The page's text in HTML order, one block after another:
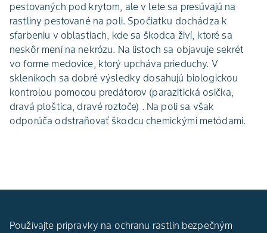
pestovaných pod krytom, ale v lete sa presúvajú na
rastliny pestované na poli. Spočiatku dochádza k
sfarbeniu v oblastiach, kde sa škodca živí, ktoré sa
neskôr mení na nekrózu. Na listoch sa objavuje sekrét
vo forme medovice, ktorý upcháva prieduchy. V
skleníkoch sa dobré výsledky dosahujú biologickou
kontrolou pomocou predátorov (parazitická osička,
dravá ploštica, dravé roztoče) . Na poli sa však
odporúča odstraňovať škodcu chemickými metódami.
Používajte prípravky na ochranu rastlín bezpečným